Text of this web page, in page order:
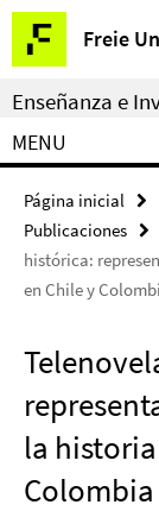
Springe
direkt
zu
Inhalt
Freie
de
navegación
Enseñanza e
MENU
Página inicial
Publicaciones
histórica:
en Chile y
la
Colombia